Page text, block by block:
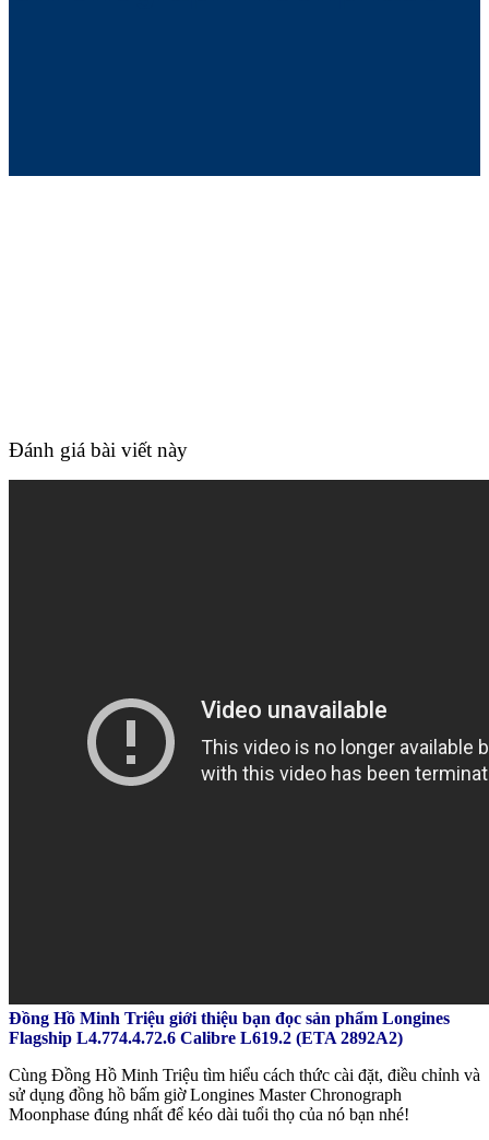
Đánh giá bài viết này
Đồng Hồ Minh Triệu giới thiệu bạn đọc sản phẩm Longines
Flagship L4.774.4.72.6 Calibre L619.2 (ETA 2892A2)
Cùng Đồng Hồ Minh Triệu tìm hiểu cách thức cài đặt, điều chỉnh và
sử dụng đồng hồ bấm giờ Longines Master Chronograph
Moonphase đúng nhất để kéo dài tuổi thọ của nó bạn nhé!